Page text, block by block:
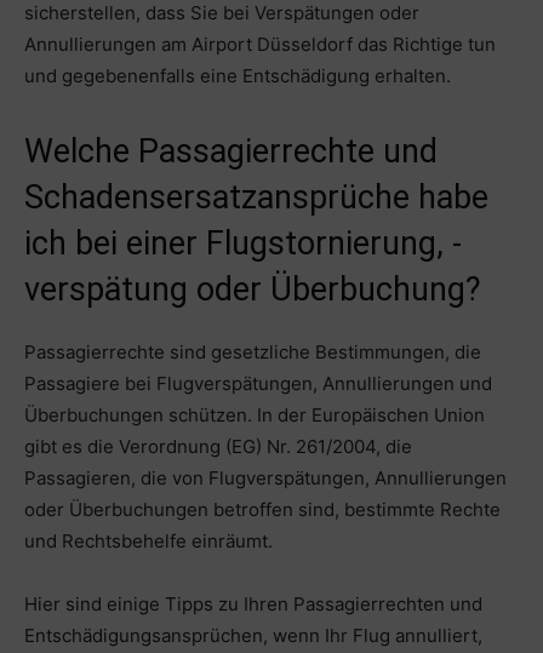
sicherstellen, dass Sie bei Verspätungen oder
Annullierungen am Airport Düsseldorf das Richtige tun
und gegebenenfalls eine Entschädigung erhalten.
Welche Passagierrechte und
Schadensersatzansprüche habe
ich bei einer Flugstornierung, -
verspätung oder Überbuchung?
Passagierrechte sind gesetzliche Bestimmungen, die
Passagiere bei Flugverspätungen, Annullierungen und
Überbuchungen schützen. In der Europäischen Union
gibt es die Verordnung (EG) Nr. 261/2004, die
Passagieren, die von Flugverspätungen, Annullierungen
oder Überbuchungen betroffen sind, bestimmte Rechte
und Rechtsbehelfe einräumt.
Hier sind einige Tipps zu Ihren Passagierrechten und
Entschädigungsansprüchen, wenn Ihr Flug annulliert,